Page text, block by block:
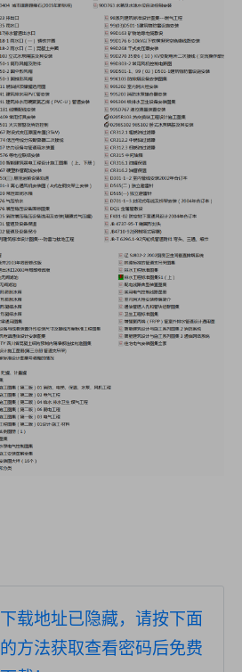
下载地址已隐藏，请按下面
的方法获取查看密码后免费